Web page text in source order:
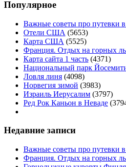
Популярное
Важные советы про путевки в
Отели США (5653)
Карта США (5525)
Франция. Отдых на горных
Карта сайта 1 часть (4371)
Национальный парк
Ловля линя (4098)
Норвегия зимой (3983)
Израиль Иерусалим (3797)
Ред Рок Каньон в Неваде
Недавние записи
Важные советы про путевки в
Франция. Отдых на горных